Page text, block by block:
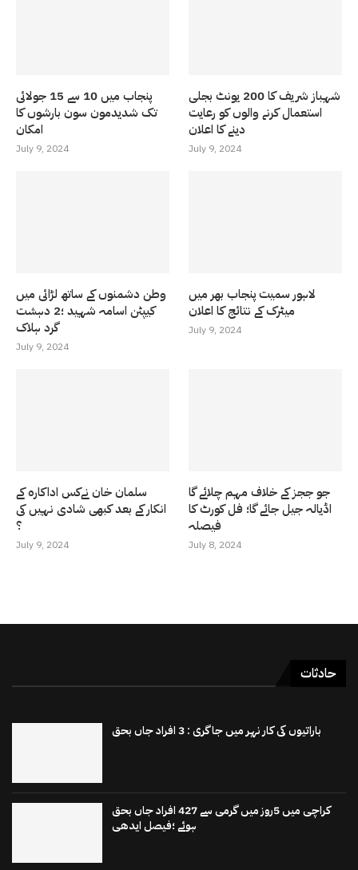
پنجاب میں 10 سے 15 جولائی
تک شدیدمون سون بارشوں کا
امکان
July 9, 2024
شہباز شریف کا 200 یونٹ بجلی
استعمال کرنے والوں کو رعایت
دینے کا اعلان
July 9, 2024
وطن دشمنوں کے ساتھ لڑائی میں
کیپٹن اسامہ شہید ؛2 دہشت
گرد ہلاک
July 9, 2024
لاہور سمیت پنجاب بھر میں
میٹرک کے نتائج کا اعلان
July 9, 2024
سلمان خان نےکس اداکارہ کے
انکار کے بعد کبھی شادی نہیں کی
؟
July 9, 2024
جو ججز کے خلاف مہم چلائے گا
اڈیالہ جیل جائے گا؛ فل کورٹ کا
فیصلہ
July 8, 2024
حادثات
باراتیوں کی کار نہر میں جاگری : 3 افراد جاں بحق
کراچی میں 5روز میں گرمی سے 427 افراد جاں بحق
ہوئے ؛فیصل ایدھی